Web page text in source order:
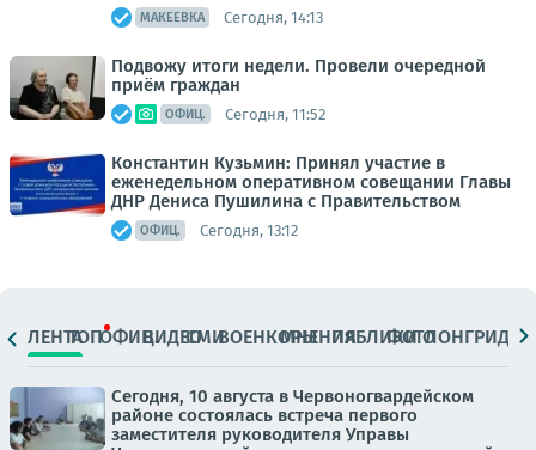
МАКЕЕВКА Сегодня, 14:13
Подвожу итоги недели. Провели очередной
приём граждан
ОФИЦ. Сегодня, 11:52
Константин Кузьмин: Принял участие в
еженедельном оперативном совещании Главы
ДНР Дениса Пушилина с Правительством
ОФИЦ. Сегодня, 13:12
ЛЕНТАТОПОФИЦ.ВИДЕОСМИВОЕНКОРЫМНЕНИЯПАБЛИКИ
ФОТОЛОНГРИДЫ
Сегодня, 10 августа в Червоногвардейском
районе состоялась встреча первого
заместителя руководителя Управы